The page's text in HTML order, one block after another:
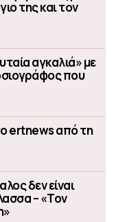
της και τον
αγκαλιά» με
που
ertnews από τη
δεν είναι
– «Τον